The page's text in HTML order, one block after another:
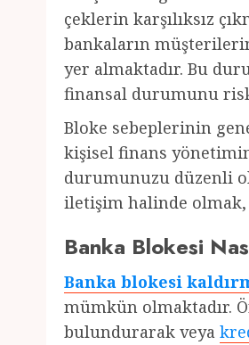
çeklerin karşılıksız
bankaların
yer almaktadır. Bu
finansal durumunu
Bloke sebeplerinin
kişisel finans
durumunuzu düzenli
iletişim halinde olmak,
Banka Blokesi
Banka blokesi
mümkün olmaktadır.
bulundurarak veya